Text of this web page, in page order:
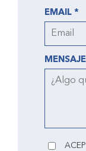
EMAIL *
MENSAJE